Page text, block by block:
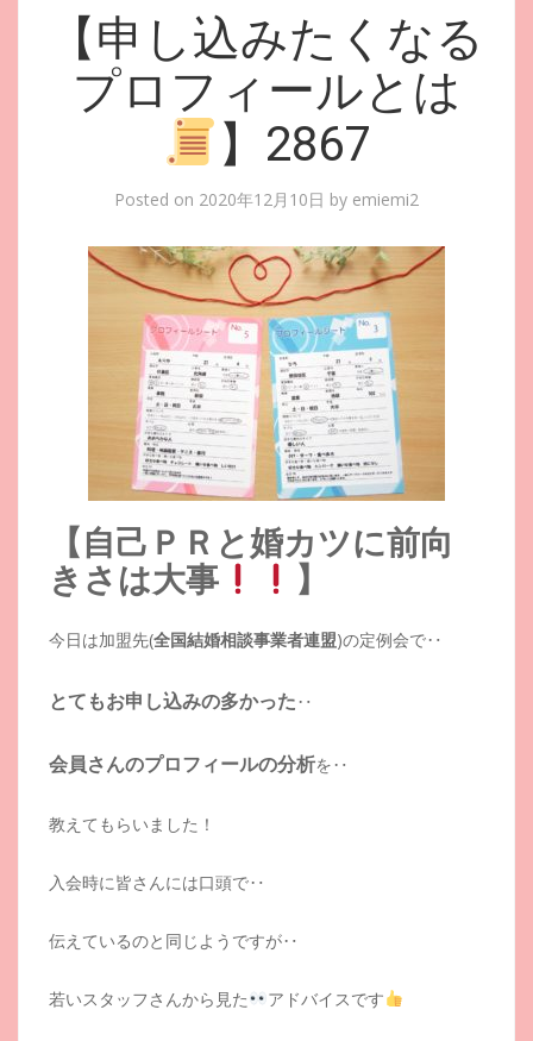
【申し込みたくなる
プロフィールとは
】2867
Posted on 2020年12月10日 by emiemi2
【自己ＰＲと婚カツに前向
きさは大事
】
今日は加盟先(全国結婚相談事業者連盟)の定例会で‥
とてもお申し込みの多かった‥
会員さんのプロフィールの分析を‥
教えてもらいました！
入会時に皆さんには口頭で‥
伝えているのと同じようですが‥
若いスタッフさんから見た アドバイスです